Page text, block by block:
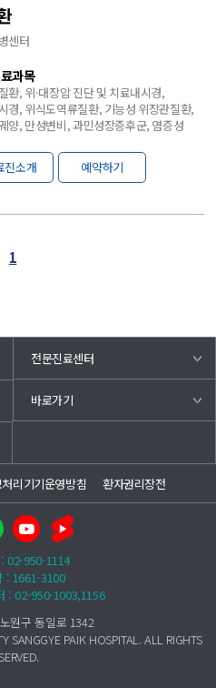
센터
과목
환, 위·대장암 진단 및 치료내시경,
경, 위식도역류질환, 기능성 위장관질환,
양, 만성변비, 과민성장증후군, 염증성
진소개
예약하기
1
전문진료센터
바로가기
리기기운영방침 환자권리장전
02-950-1114
: 1661-3100
: 02-950-1003,1156
원구 동일로 1342
SANGGYE PAIK HOSPITAL. ALL RIGHTS